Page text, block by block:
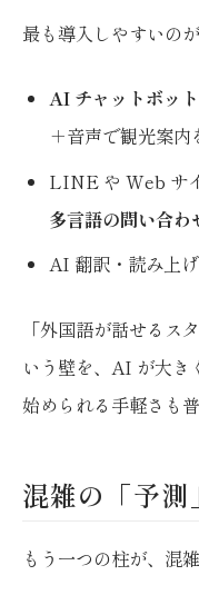
最も導入しやすいのが
AI チャットボット
＋音声で観光案内
LINE や Web サ
多言語の問い合わ
AI 翻訳・読み上
「外国語が話せるス
いう壁を、AI が大き
始められる手軽さも
混雑の「予測
もう一つの柱が、混